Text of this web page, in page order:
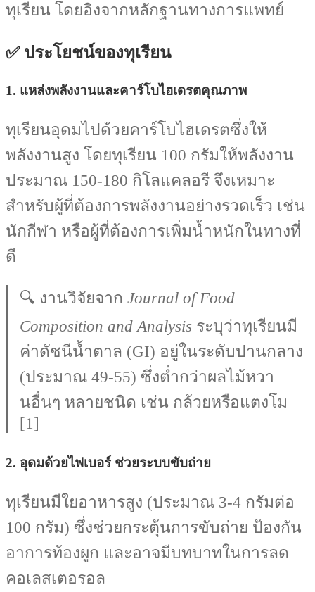
ทุเรียน โดยอิงจากหลักฐานทางการแพทย์
✅ ประโยชน์ของทุเรียน
1. แหล่งพลังงานและคาร์โบไฮเดรตคุณภาพ
ทุเรียนอุดมไปด้วยคาร์โบไฮเดรตซึ่งให้
พลังงานสูง โดยทุเรียน 100 กรัมให้พลังงาน
ประมาณ 150-180 กิโลแคลอรี จึงเหมาะ
สำหรับผู้ที่ต้องการพลังงานอย่างรวดเร็ว เช่น
นักกีฬา หรือผู้ที่ต้องการเพิ่มน้ำหนักในทางที่
ดี
🔍 งานวิจัยจาก Journal of Food
Composition and Analysis ระบุว่าทุเรียนมี
ค่าดัชนีน้ำตาล (GI) อยู่ในระดับปานกลาง
(ประมาณ 49-55) ซึ่งต่ำกว่าผลไม้หวา
นอื่นๆ หลายชนิด เช่น กล้วยหรือแตงโม
[1]
2. อุดมด้วยไฟเบอร์ ช่วยระบบขับถ่าย
ทุเรียนมีใยอาหารสูง (ประมาณ 3-4 กรัมต่อ
100 กรัม) ซึ่งช่วยกระตุ้นการขับถ่าย ป้องกัน
อาการท้องผูก และอาจมีบทบาทในการลด
คอเลสเตอรอล